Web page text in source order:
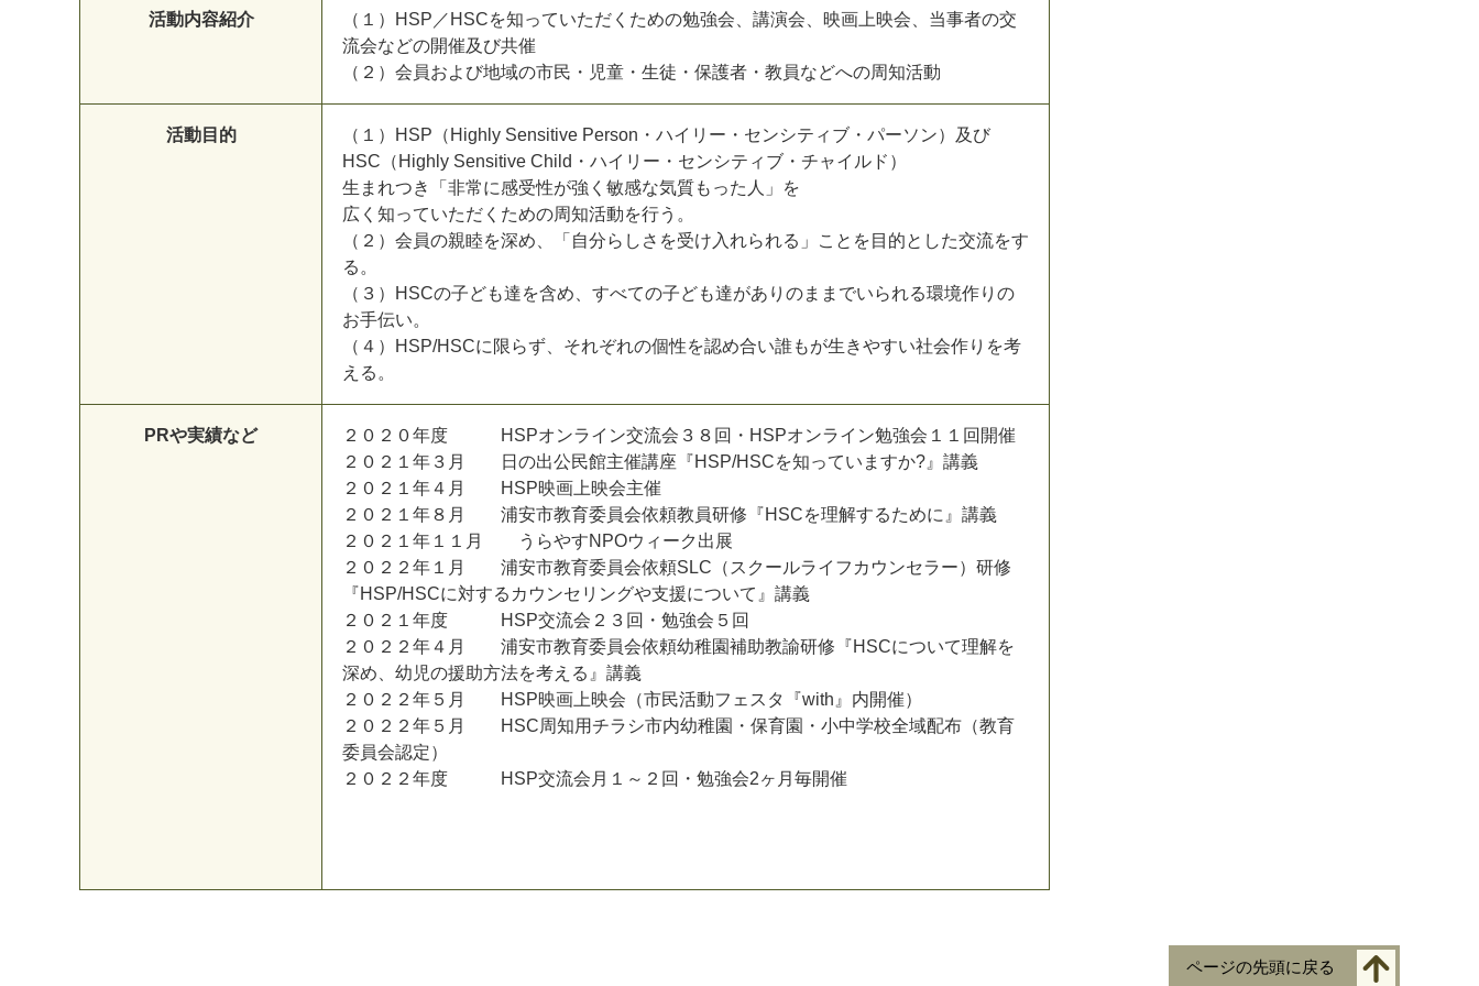
活動内容紹介
（１）HSP／HSCを知っていただくための勉強会、講演会、映画上映会、当事者の交
流会などの開催及び共催
（２）会員および地域の市民・児童・生徒・保護者・教員などへの周知活動
活動目的
（１）HSP（Highly Sensitive Person・ハイリー・センシティブ・パーソン）及び
HSC（Highly Sensitive Child・ハイリー・センシティブ・チャイルド）
生まれつき「非常に感受性が強く敏感な気質もった人」を
広く知っていただくための周知活動を行う。
（２）会員の親睦を深め、「自分らしさを受け入れられる」ことを目的とした交流をす
る。
（３）HSCの子ども達を含め、すべての子ども達がありのままでいられる環境作りの
お手伝い。
（４）HSP/HSCに限らず、それぞれの個性を認め合い誰もが生きやすい社会作りを考
える。
PRや実績など
２０２０年度 HSPオンライン交流会３８回・HSPオンライン勉強会１１回開催
２０２１年３月 日の出公民館主催講座『HSP/HSCを知っていますか?』講義
２０２１年４月 HSP映画上映会主催
２０２１年８月 浦安市教育委員会依頼教員研修『HSCを理解するために』講義
２０２１年１１月 うらやすNPOウィーク出展
２０２２年１月 浦安市教育委員会依頼SLC（スクールライフカウンセラー）研修
『HSP/HSCに対するカウンセリングや支援について』講義
２０２１年度 HSP交流会２３回・勉強会５回
２０２２年４月 浦安市教育委員会依頼幼稚園補助教諭研修『HSCについて理解を
深め、幼児の援助方法を考える』講義
２０２２年５月 HSP映画上映会（市民活動フェスタ『with』内開催）
２０２２年５月 HSC周知用チラシ市内幼稚園・保育園・小中学校全域配布（教育
委員会認定）
２０２２年度 HSP交流会月１～２回・勉強会2ヶ月毎開催
ページの先頭に戻る